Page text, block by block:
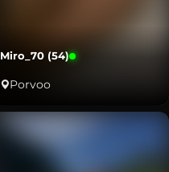
Miro_70 (54)
Porvoo